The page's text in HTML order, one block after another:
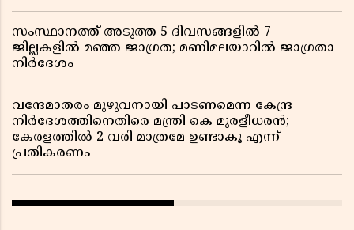
സംസ്ഥാനത്ത് അടുത്ത 5 ദിവസങ്ങളിൽ 7
ജില്ലകളിൽ മഞ്ഞ ജാഗ്രത; മണിമലയാറിൽ ജാഗ്രതാ
നിർദേശം
വന്ദേമാതരം മുഴുവനായി പാടണമെന്ന കേന്ദ്ര
നിർദേശത്തിനെതിരെ മന്ത്രി കെ മുരളീധരൻ;
കേരളത്തിൽ 2 വരി മാത്രമേ ഉണ്ടാകൂ എന്ന്
പ്രതികരണം